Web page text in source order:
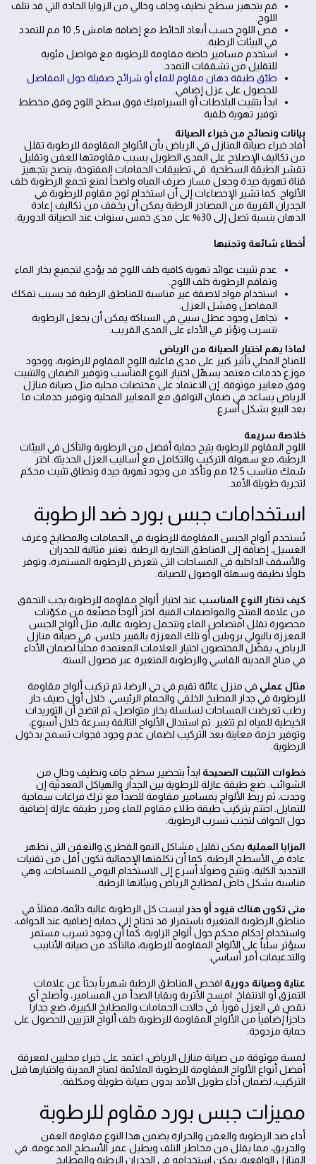
قم بتجهيز سطح نظيف وجاف وخالي من الزوايا الحادة التي قد تتلف
اللوح.
قص اللوح حسب أبعاد الحائط مع إضافة هامش 5, 10 مم للتمدد
في البيئات الرطبة.
استخدم مسامير خاصة مقاومة للرطوبة مع فواصل مئوية
للتقليل من تشققات التمدد.
طبّق طبقة دهان مقاوم للماء أو شرائح صقيلة حول المفاصل
للحصول على عزل إضافي.
ابدأ بتثبيت البلاطات أو السيراميك فوق سطح اللوح وفق مخطط
توفير تهوية خلفية.
بيانات ونصائح من خبراء الصيانة
أفاد خبراء صيانة المنازل في الرياض بأن الألواح المقاومة للرطوبة تقلل
من تكاليف الإصلاح على المدى الطويل بسبب مقاومتها للعفن وتقليل
تقشر الطبقة السطحية. في تطبيقات الحمامات المفتوحة، ينصح بتجهيز
قناة تهوية جيدة وجعل مسار صرف المياه واضحاً لمنع تجمع الرطوبة خلف
الألواح. كما تشير الإحصاءات إلى أن استخدام لوح مقاوم للرطوبة في
الجدران القريبة من المصادر الرطبة يمكن أن يخفف من تكاليف إعادة
الدهان بنسبة تصل إلى 30% على مدى خمس سنوات عند الصيانة الدورية.
أخطاء شائعة وتجنبها
عدم تثبيت عوائد تهوية كافية خلف اللوح قد يؤدي لتجميع بخار الماء
وتفاقم الرطوبة خلف اللوح.
استخدام مواد لاصقة غير مناسبة للمناطق الرطبة قد يسبب تفكك
المفاصل وفشل العزل.
تجاهل وجود عطل سببي في السباكة يمكن أن يجعل الرطوبة
تتسرب وتؤثر في الأداء على المدى القريب.
لماذا يهم اختيار الصيانة من الرياض
للمناخ المحلي تأثير كبير على مدى فاعلية اللوح المقاوم للرطوبة، ووجود
موزع خدمات معتمد يسهّل اختيار النوع المناسب وتوفير الضمان والتثبيت
وفق معايير موثوقة. إن الاعتماد على مختصات محلية مثل صيانة منازل
الرياض يساعد في ضمان التوافق مع المعايير المحلية وتوفير خدمات ما
بعد البيع بشكل أسرع.
خلاصة سريعة
اللوح المقاوم للرطوبة يتيح حماية أفضل من الرطوبة والتآكل في البيئات
الرطبة، مع سهولة التركيب والتكامل مع أساليب العزل الحديثة. اختر
سُمك مناسب 12.5 مم وتأكد من وجود تهوية جيدة ونطاق تثبيت محكم
لتجربة طويلة الأمد.
استخدامات جبس بورد ضد الرطوبة
تُستخدم ألواح الجبس المقاومة للرطوبة في الحمامات والمطابخ وغرف
الغسيل، إضافة إلى المناطق التجارية الرطبة. تعتبر مثالية للجدران
والأسقف الداخلية في المساحات التي تتعرض للرطوبة المستمرة، وتوفر
حلولاً نظيفة وسهلة الوصول للصيانة.
كيف تختار النوع المناسب عند اختيار ألواح مقاومة للرطوبة يجب التحقق
من علامة المنتج والمواصفات الفنية. اختر ألوحاً مصنّعة من مكوّنات
محصورة تقلل امتصاص الماء وتتحمل رطوبة عالية، مثل ألواح الجبس
المعززة بالبولي بروبلين أو تلك المعززة بالفيبر جلاس. في صيانة منازل
الرياض، يفضّل المختصون اختيار العلامات المعتمدة محلياً لضمان الأداء
في مناخ المدينة القاسي والرطوبة المتغيرة عبر فصول السنة.
مثال عملي في منزل عائلة تقيم في حي الرضا، تم تركيب ألواح مقاومة
للرطوبة في جدار المطبخ الخلفي والحمام الرئيسي. خلال أول صيف حار
رطب تعرضت المساحات لسلسلة بخار متواصل، ثم اتضح أن التوريدات
الخيطية للمياه لم تتغير. تم استبدال الألواح التالفة بسرعة خلال أسبوع،
وتوفير حزمة معاينة بعد التركيب لضمان عدم وجود فجوات تسمح بدخول
الرطوبة.
خطوات التثبيت الصحيحة ابدأ بتحضير سطح جاف ونظيف وخالٍ من
الشوائب. ضع طبقة عازلة للرطوبة بين الجدار والهياكل المعدنية إن
وجدت، ثم ربط الألواح بمسامير مقاومة للصدأ مع ترك فراغات سماحية
للتمايل. اختتم بتركيب طبقة طلاء مقاوم للماء ومرر طبقة عازلة إضافية
حول الحواف لتجنب تسرب الرطوبة.
المزايا العملية يمكن تقليل مشاكل النمو الفطري والتعفن التي تظهر
عادة في الأسطح الرطبة. كما أن تكلفتها الإجمالية تكون أقل من تقنيات
التجديد الكلية، وتتيح وصولاً أسرع إلى الاستخدام اليومي للمساحات، وهي
مناسبة بشكل خاص لمطابخ الرياض وبيئاتها الرطبة.
متى تكون هناك قيود أو حذر ليست كل الرطوبة عالية دائمة، فمثلًا في
مناطق الرطوبة المتغيرة باستمرار قد تحتاج إلى حماية إضافية عند الحواف،
واستخدام إحكام محكم حول ألواح الزاوية. كما أن وجود تسرب مستمر
سيؤثر سلباً على الألواح المقاومة للرطوبة، فالتأكد من صيانة الأنابيب
والتدعيمات أمر أساسي.
عناية وصيانة دورية افحص المناطق الرطبة شهرياً بحثاً عن علامات
التمزق أو الانتفاخ. امسح الأتربة وبقايا الصدأ من المسامير، وأصلح أي
نقص في العزل فوراً. في حالات الحمامات والمطابخ الكبيرة، ضع جداراً
حاجزاً إضافياً من الألواح المقاومة للرطوبة خلف ألواح التزيين للحصول على
حماية مزدوجة.
لمسة موثوقة من صيانة منازل الرياض: اعتمد على خبراء محليين لمعرفة
أفضل أنواع الألواح المقاومة للرطوبة الملائمة لمناخ المدينة واختبارها قبل
التركيب، لضمان أداء طويل الأمد بدون صيانة طويلة ومكلفة.
مميزات جبس بورد مقاوم للرطوبة
أداء ضد الرطوبة والعفن والحرارة يضمن هذا النوع مقاومة العفن
والحريق، مما يقلل من مخاطر التلف ويطيل عمر الأسطح المدعومة. في
المنازل الواقعية، يمكن استخدامه في الجدران الرطبة والمطابخ